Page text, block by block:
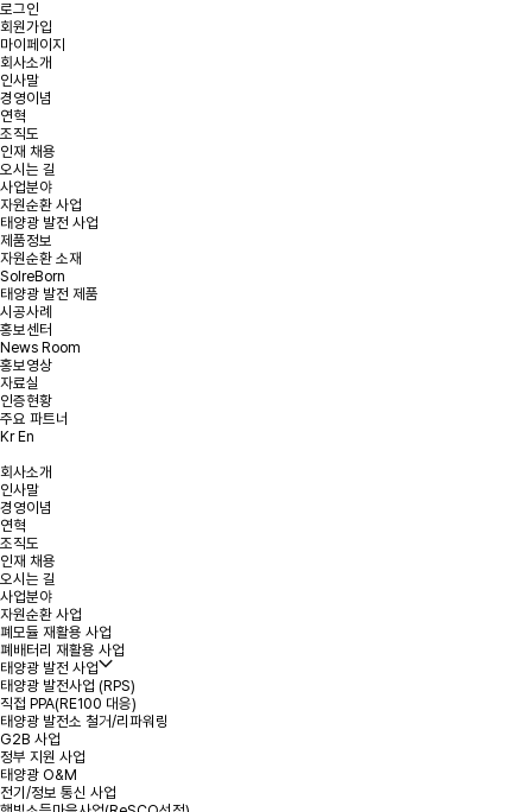
로그인
회원가입
마이페이지
회사소개
인사말
경영이념
연혁
조직도
인재 채용
오시는 길
사업분야
자원순환 사업
태양광 발전 사업
제품정보
자원순환 소재
SolreBorn
태양광 발전 제품
시공사례
홍보센터
News Room
홍보영상
자료실
인증현황
주요 파트너
Kr En
회사소개
인사말
경영이념
연혁
조직도
인재 채용
오시는 길
사업분야
자원순환 사업
폐모듈 재활용 사업
폐배터리 재활용 사업
태양광 발전 사업
태양광 발전사업 (RPS)
직접 PPA(RE100 대응)
태양광 발전소 철거/리파워링
G2B 사업
정부 지원 사업
태양광 O&M
전기/정보 통신 사업
온라인 문의
문의사항을 남겨주시면 빠른 시일내에 연락을 드리겠습니다.
태양광 발전 및
리파워링 문의
*
*
*
*용량
*연락처
*지역 또는 주소